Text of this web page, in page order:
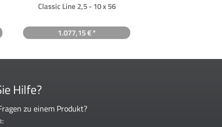
Classic Line 2,5 - 10 x 56
1.077,15 € *
Hilfe?
zu einem Produkt?